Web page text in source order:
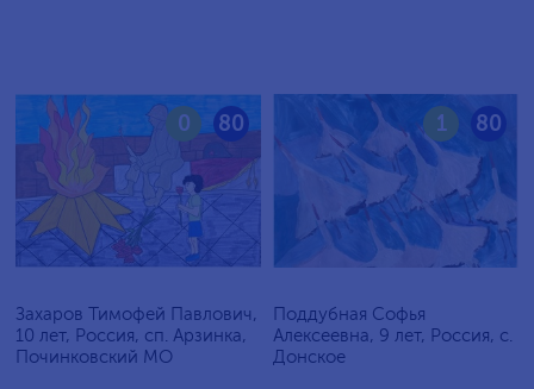
80
0
Захаров Тимофей Павлович,
10 лет, Россия, сп. Арзинка,
Починковский МО
80
1
Поддубная Софья
Алексеевна, 9 лет, Россия, c.
Донское